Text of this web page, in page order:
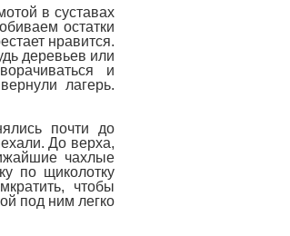
в суставах
остатки
нравится.
деревьев или
и
лагерь.
почти до
До верха,
чахлые
по щиколотку
чтобы
под ним легко